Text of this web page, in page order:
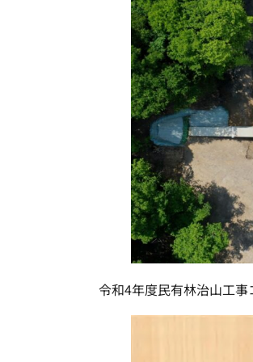
令和4年度民有林治山工